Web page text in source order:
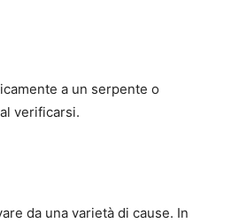
a un serpente o
verificarsi.
da una varietà di cause. In